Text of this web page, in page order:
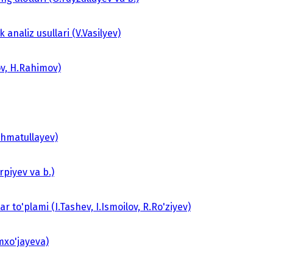
usullari (V.Vasilyev)
H.Rahimov)
va b.)
to'plami (I.Tashev, I.Ismoilov, R.Ro'ziyev)